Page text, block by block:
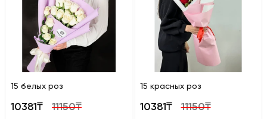
15 белых роз
10381₸ 11150₸
15 красных роз
10381₸ 11150₸